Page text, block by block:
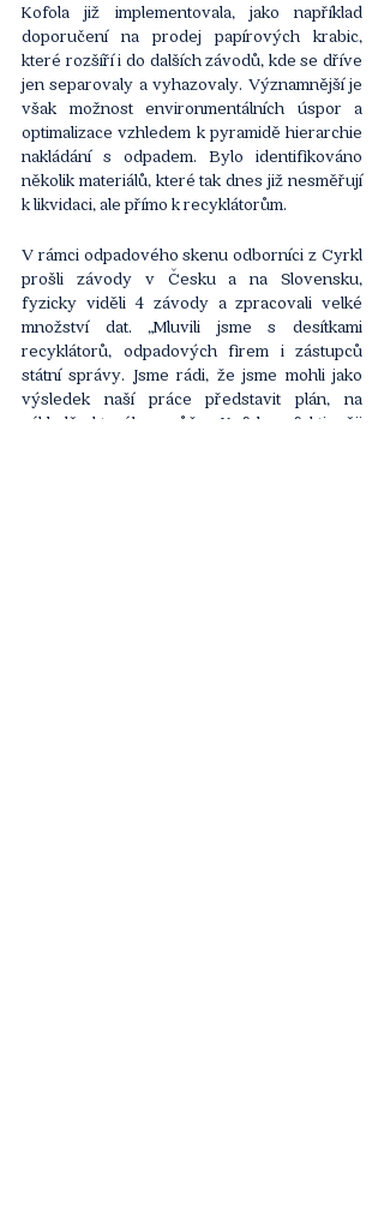
Kofola již implementovala, jako například
doporučení na prodej papírových krabic,
které rozšíří i do dalších závodů, kde se dříve
jen separovaly a vyhazovaly. Významnější je
však možnost environmentálních úspor a
optimalizace vzhledem k pyramidě hierarchie
nakládání s odpadem. Bylo identifikováno
několik materiálů, které tak dnes již nesměřují
k likvidaci, ale přímo k recyklátorům.
V rámci odpadového skenu odborníci z Cyrkl
prošli závody v Česku a na Slovensku,
fyzicky viděli 4 závody a zpracovali velké
množství dat. „Mluvili jsme s desítkami
recyklátorů, odpadových firem i zástupců
státní správy. Jsme rádi, že jsme mohli jako
výsledek naší práce představit plán, na
základě kterého může Kofola efektivněji